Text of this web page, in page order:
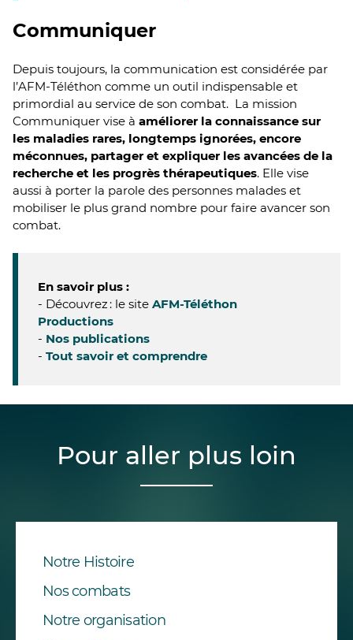
Communiquer
Depuis toujours, la communication est considérée par
l’AFM-Téléthon comme un outil indispensable et
primordial au service de son combat. La mission
Communiquer vise à améliorer la connaissance sur
les maladies rares, longtemps ignorées, encore
méconnues, partager et expliquer les avancées de la
recherche et les progrès thérapeutiques. Elle vise
aussi à porter la parole des personnes malades et
mobiliser le plus grand nombre pour faire avancer son
combat.
En savoir plus :
- Découvrez : le site AFM-Téléthon
Productions
- Nos publications
- Tout savoir et comprendre
Pour aller plus loin
Notre Histoire
Nos combats
Notre organisation